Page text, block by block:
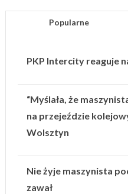
Popularne
PKP Intercity reaguje
“Myślała, że
na przejeździe
Wolsztyn
Nie żyje maszynista
zawał